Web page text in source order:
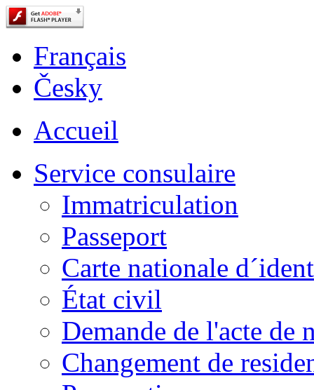
Français
Česky
Accueil
Service consulaire
Immatriculation
Passeport
Carte nationale
État civil
Demande de l'acte de
Changement de